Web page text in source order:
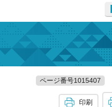
ページ番号1015407
印刷